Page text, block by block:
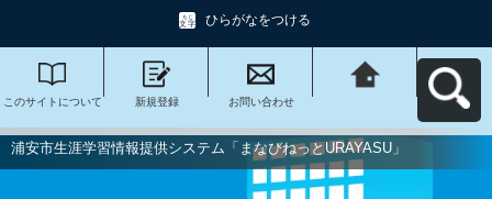
ひらがなをつける
このサイトについて 新規登録 お問い合わせ
びねっと
URAYASU」へ戻る
浦安市生涯学習情報提供システム「まなびねっとURAYASU」